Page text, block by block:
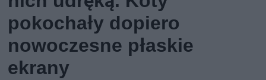
pokochały dopiero
nowoczesne płaskie
ekrany